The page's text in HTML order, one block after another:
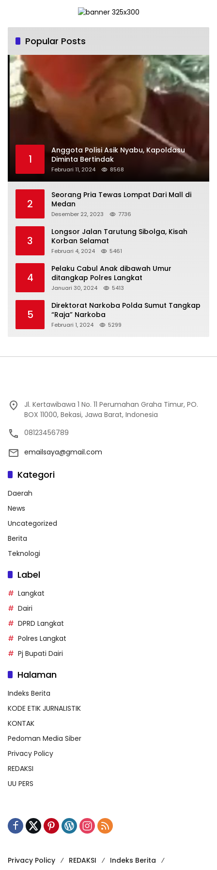
Popular Posts
1
Anggota Polisi Asik Nyabu, Kapoldasu
Diminta Bertindak
Februari 11, 2024 8568
2
Seorang Pria Tewas Lompat Dari Mall di
Medan
Desember 22, 2023 7736
3
Longsor Jalan Tarutung Sibolga, Kisah
Korban Selamat
Februari 4, 2024 5461
4
Pelaku Cabul Anak dibawah Umur
ditangkap Polres Langkat
Januari 30, 2024 5413
5
Direktorat Narkoba Polda Sumut Tangkap
“Raja” Narkoba
Februari 1, 2024 5299
Jl. Kertawibawa 1 No. 11 Perumahan Graha Timur, PO.
BOX 11000, Bekasi, Jawa Barat, Indonesia
08123456789
emailsaya@gmail.com
Kategori
Daerah
News
Uncategorized
Berita
Teknologi
Label
Langkat
Dairi
DPRD Langkat
Polres Langkat
Pj Bupati Dairi
Halaman
Indeks Berita
KODE ETIK JURNALISTIK
KONTAK
Pedoman Media Siber
Privacy Policy
REDAKSI
UU PERS
Privacy Policy REDAKSI
Indeks Berita